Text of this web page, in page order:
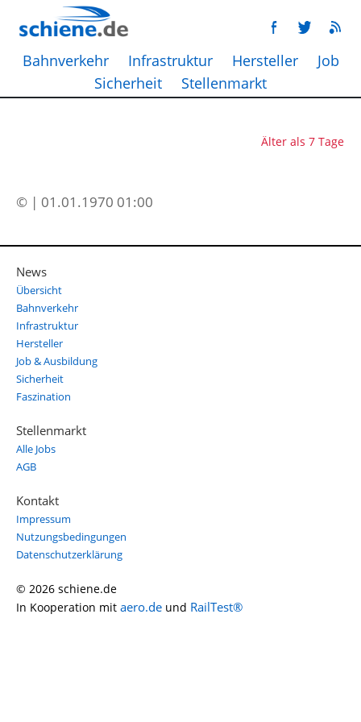
Bahnverkehr Infrastruktur Hersteller
Job
Sicherheit
Stellenmarkt
Älter als 7 Tage
© | 01.01.1970 01:00
News
Übersicht
Bahnverkehr
Infrastruktur
Hersteller
Job & Ausbildung
Sicherheit
Faszination
Stellenmarkt
Alle Jobs
AGB
Kontakt
Impressum
Nutzungsbedingungen
Datenschutzerklärung
© 2026 schiene.de
In Kooperation mit aero.de und RailTest®